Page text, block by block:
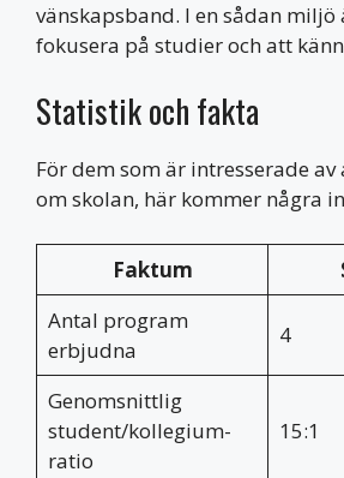
vänskapsband. I en sådan
fokusera på studier och att
Statistik och fakta
För dem som är intresserade
om skolan, här kommer några
Faktum
Antal program
erbjudna
4
Genomsnittlig
student/kollegium-
ratio
15:1